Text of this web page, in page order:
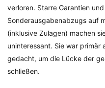
verloren. Starre Garantien
Sonderausgabenabzugs auf
(inklusive Zulagen) machen
uninteressant. Sie war primär
gedacht, um die Lücke der
schließen.